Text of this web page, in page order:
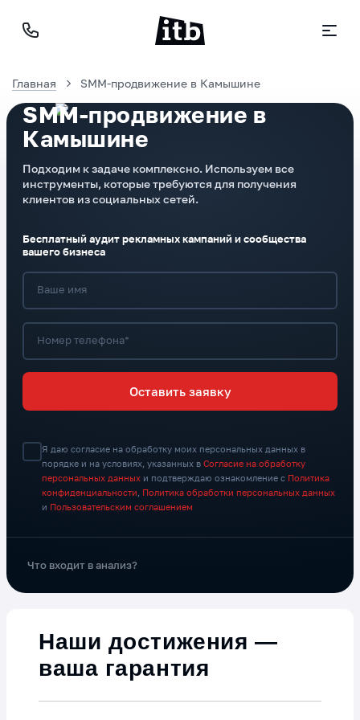
Главная SMM-продвижение в Камышине
SMM-продвижение в
Камышине
Подходим к задаче комплексно. Используем все
инструменты, которые требуются для получения
клиентов из социальных сетей.
Бесплатный аудит рекламных кампаний и сообщества
вашего бизнеса
Ваше имя
Номер телефона*
Оставить заявку
Я даю согласие на обработку моих персональных данных в
порядке и на условиях, указанных в Согласие на обработку
персональных данных и подтверждаю ознакомление с Политика
конфиденциальности
Политика обработки персональных данных
и Пользовательским соглашением
Что входит в анализ?
Наши достижения —
ваша гарантия